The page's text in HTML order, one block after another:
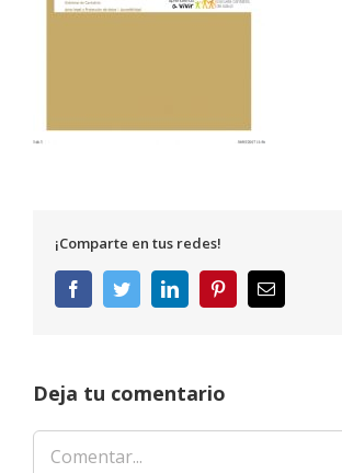
¡Comparte en tus redes!
FacebookTwitterLinkedInPinterestCorreo
electrónico
Deja tu comentario
Comentar